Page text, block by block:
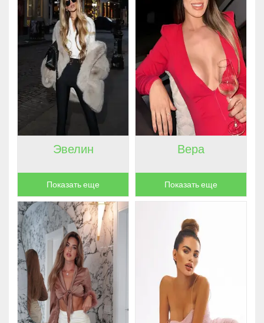
Эвелин
Показать еще
Вера
Показать еще